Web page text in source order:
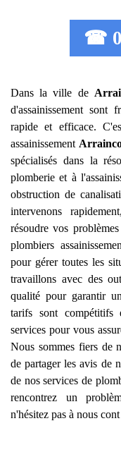
☎
Dans la ville de
d'assainissement sont
rapide et efficace.
assainissement
spécialisés dans la
plomberie et à
obstruction de
intervenons
résoudre vos
plombiers
pour gérer toutes les
travaillons avec des
qualité pour garantir
tarifs sont compétitifs
services pour vous
Nous sommes fiers de
de partager les avis de
de nos services de
rencontrez un
n'hésitez pas à nous cont